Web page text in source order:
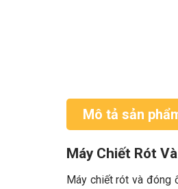
Mô tả sản
Máy Chiết Rót
Máy chiết rót và đóng